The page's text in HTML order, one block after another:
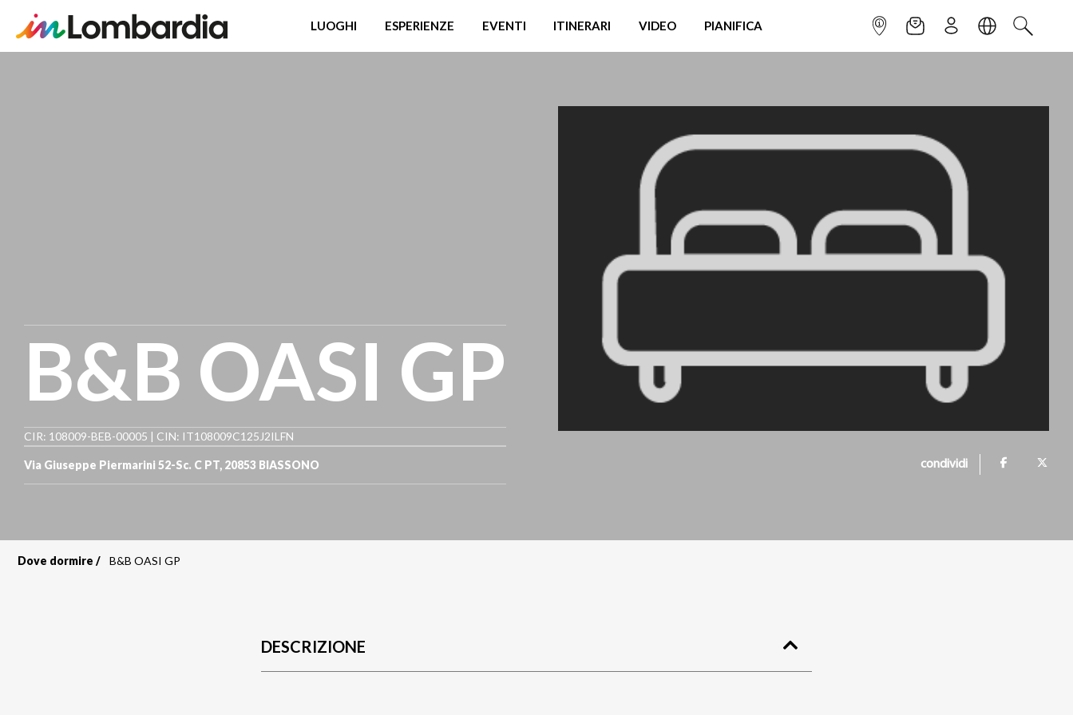
LUOGHI ESPERIENZE EVENTI ITINERARI VIDEO PIANIFICA INFOPOINTNEWSLETTER
ISCRIVITILINGUACERCA
B&B OASI GP
CIR: 108009-BEB-00005 | CIN: IT108009C125J2ILFN
Via Giuseppe Piermarini 52-Sc. C PT, 20853 BIASSONO condividi
Dove dormire B&B OASI GP
DESCRIZIONE